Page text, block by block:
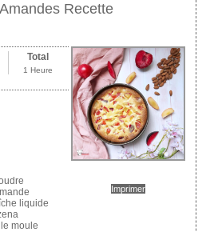
Recette
Imprimer
Total
1 Heure
liquide
moule